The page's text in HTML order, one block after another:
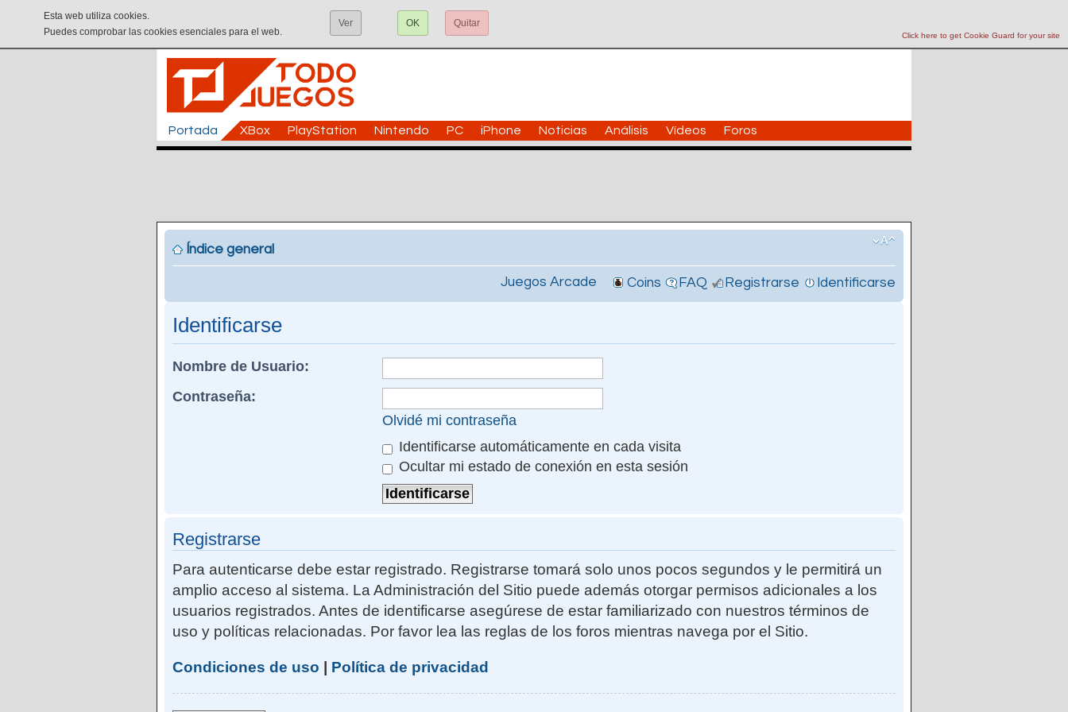
Click here to get Cookie Guard for your site
Esta web utiliza cookies.
Puedes comprobar las cookies esenciales para el web.
Ver OK Quitar
Portada XBox PlayStation Nintendo PC iPhone Noticias Análisis Vídeos Foros
Índice general
Juegos Arcade Coins FAQ Registrarse Identificarse
Identificarse
Nombre de Usuario:
Contraseña:
Olvidé mi contraseña
Identificarse automáticamente en cada visita
Ocultar mi estado de conexión en esta sesión
Registrarse
Para autenticarse debe estar registrado. Registrarse tomará solo unos pocos segundos y le permitirá un
amplio acceso al sistema. La Administración del Sitio puede además otorgar permisos adicionales a los
usuarios registrados. Antes de identificarse asegúrese de estar familiarizado con nuestros términos de
uso y políticas relacionadas. Por favor lea las reglas de los foros mientras navega por el Sitio.
Condiciones de uso Política de privacidad